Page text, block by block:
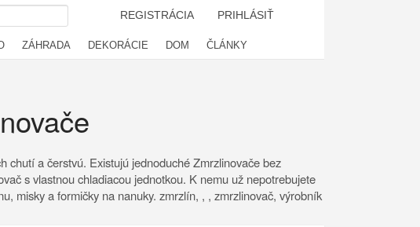
REGISTRÁCIA PRIHLÁSIŤ
ZÁHRADA DEKORÁCIE DOM ČLÁNKY
chutí a čerstvú. Existujú jednoduché Zmrzlinovače bez
s vlastnou chladiacou jednotkou. K nemu už nepotrebujete
misky a formičky na nanuky. zmrzlín, , , zmrzlinovač, výrobník